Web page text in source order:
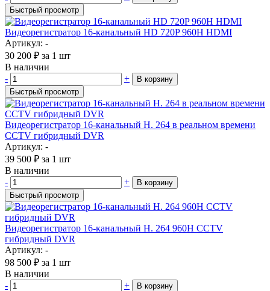
Быстрый просмотр
Видеорегистратор 16-канальный HD 720P 960H HDMI
Артикул: -
30 200 ₽ за 1 шт
В наличии
-
+
В корзину
Быстрый просмотр
Видеорегистратор 16-канальный H. 264 в реальном времени
CCTV гибридный DVR
Артикул: -
39 500 ₽ за 1 шт
В наличии
-
+
В корзину
Быстрый просмотр
Видеорегистратор 16-канальный H. 264 960H CCTV
гибридный DVR
Артикул: -
98 500 ₽ за 1 шт
В наличии
-
+
В корзину